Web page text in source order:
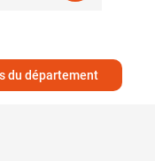
du département